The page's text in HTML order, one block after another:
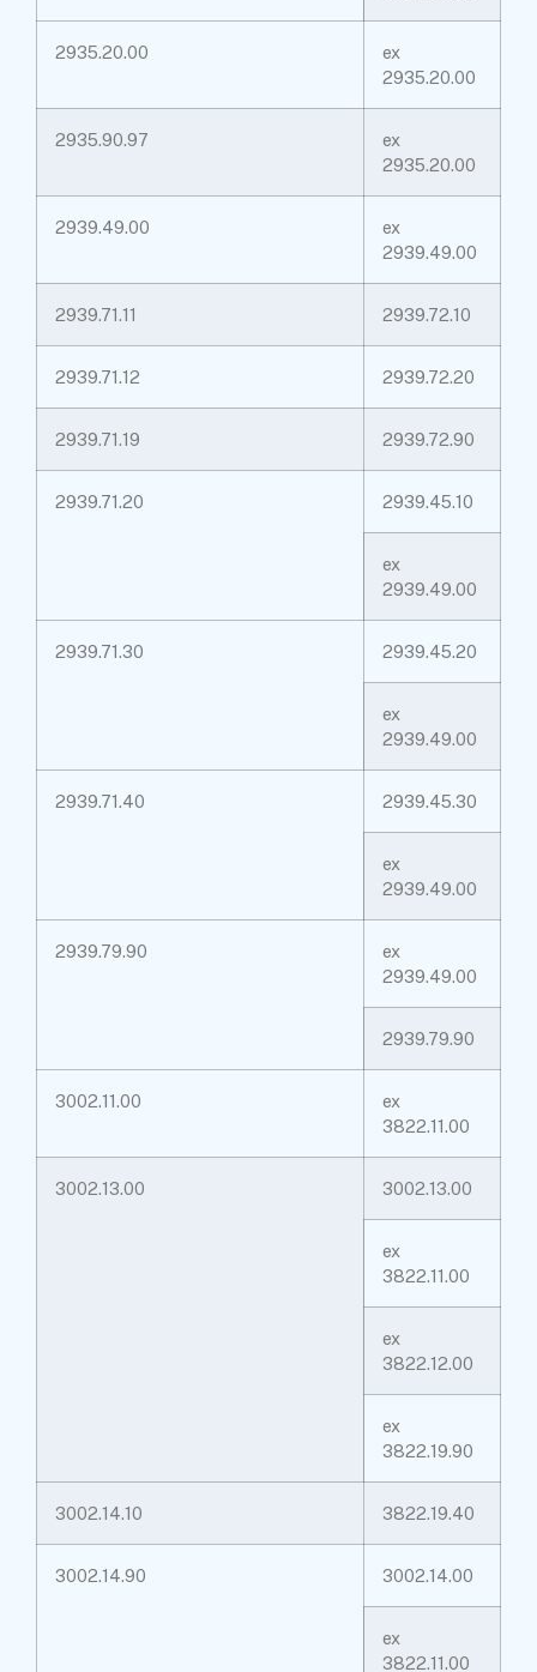
2935.20.00
ex
2935.20.00
2935.90.97
ex
2935.20.00
2939.49.00
ex
2939.49.00
2939.71.11 2939.72.10
2939.71.12 2939.72.20
2939.71.19 2939.72.90
2939.71.20 2939.45.10
ex
2939.49.00
2939.71.30 2939.45.20
ex
2939.49.00
2939.71.40 2939.45.30
ex
2939.49.00
2939.79.90
ex
2939.49.00
2939.79.90
3002.11.00
ex
3822.11.00
3002.13.00 3002.13.00
ex
3822.11.00
ex
3822.12.00
ex
3822.19.90
3002.14.10 3822.19.40
3002.14.90 3002.14.00
ex
3822.11.00